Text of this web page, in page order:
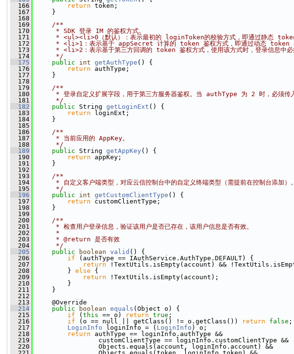
  166
return token;
  167
}
  168
  169
    /**
  170
     * SDK 登录 IM 的鉴权方式。
  171
* <ul><li>0（默认）：表示最初的 loginToken的校验方式，即通过静态
  172
* <li>1：表示基于 appSecret 计算的 token 鉴权方式，即通过动态 token
  173
* <li>2：表示基于第三方回调的 token 鉴权方式，使用该方式时，登录信息中
  174
     */
  175
public int getAuthType () {
  176
return authType;
  177
}
  178
  179
    /**
  180
* 登录自定义扩展字段，用于第三方服务器鉴权。当 authType 为 2 时，必须传入
  181
     */
  182
public String getLoginExt () {
  183
return loginExt;
  184
}
  185
  186
    /**
  187
     * 当前应用的 AppKey。
  188
     */
  189
public String getAppKey () {
  190
return appKey;
  191
}
  192
  193
    /**
  194
* 自定义客户端类型，对应云信控制台中的自定义终端类型（需提前在控制台添加）
  195
     */
  196
public int getCustomClientType () {
  197
return customClientType;
  198
}
  199
  200
    /**
  201
     * 检查用户登录信息，验证该用户是否已存在，该用户信息是否有效。
  202
     *
  203
     * @return 是否有效
  204
     */
  205
public boolean valid () {
  206
if (authType == IAuthService.AuthType.DEFAULT) {
  207
return !TextUtils.isEmpty(account) &&
  208
} else {
  209
return !TextUtils.isEmpty(account);
  210
}
  211
}
  212
  213
@Override
  214
public boolean equals (Object o) {
  215
if ( this == o) return true ;
  216
if (o == null || getClass() != o.getClass()) return false ;
  217
LoginInfo loginInfo = ( LoginInfo ) o;
  218
return authType == loginInfo.authType &&
  219
customClientType == loginInfo.customClientType &&
  220
Objects.equals(account, loginInfo.account) &&